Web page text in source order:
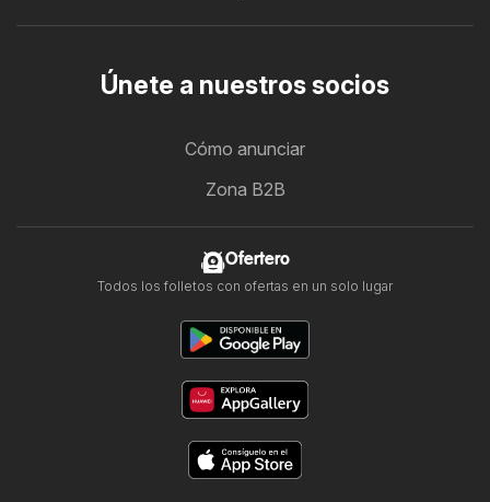
Únete a nuestros socios
Cómo anunciar
Zona B2B
Ofertero
Todos los folletos con ofertas en un solo lugar